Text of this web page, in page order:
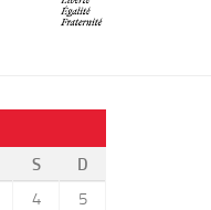
S
D
4
5